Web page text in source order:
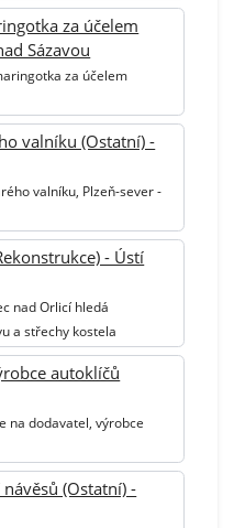
za účelem
Sázavou
za účelem
valníku (Ostatní) -
valníku, Plzeň-sever -
- Ústí
nad Orlicí hledá
a střechy kostela
autoklíčů
na dodavatel, výrobce
(Ostatní) -